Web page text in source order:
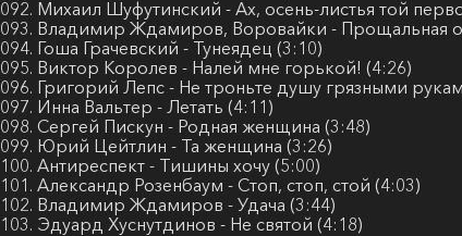
092. Михаил Шуфутинский - Ах, осень-листья той
093. Владимир Ждамиров, Воровайки - Прощальная
094. Гоша Грачевский - Тунеядец (3:10)
095. Виктор Королев - Налей мне горькой! (4:26)
096. Григорий Лепс - Не троньте душу грязными
097. Инна Вальтер - Летать (4:11)
098. Сергей Пискун - Родная женщина (3:48)
099. Юрий Цейтлин - Та женщина (3:26)
100. Антиреспект - Тишины хочу (5:00)
101. Александр Розенбаум - Стоп, стоп, стой (4:03)
102. Владимир Ждамиров - Удача (3:44)
103. Эдуард Хуснутдинов - Не святой (4:18)